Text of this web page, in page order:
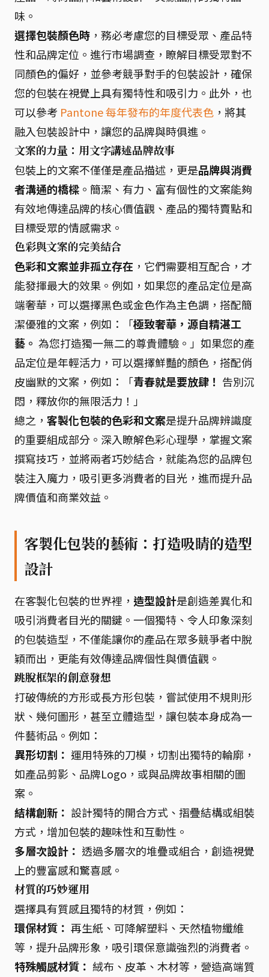
味。
選擇包裝顏色時 ，務必考慮您的目標受眾、產品特
性和品牌定位。進行市場調查，瞭解目標受眾對不
同顏色的偏好，並參考競爭對手的包裝設計，確保
您的包裝在視覺上具有獨特性和吸引力。此外，也
可以參考 Pantone 每年發布的年度代表色 ，將其
融入包裝設計中，讓您的品牌與時俱進。
文案的力量：用文字講述品牌故事
包裝上的文案不僅僅是產品描述，更是品牌與消費
者溝通的橋樑 。簡潔、有力、富有個性的文案能夠
有效地傳達品牌的核心價值觀、產品的獨特賣點和
目標受眾的情感需求。
色彩與文案的完美結合
色彩和文案並非孤立存在 ，它們需要相互配合，才
能發揮最大的效果。例如，如果您的產品定位是高
端奢華，可以選擇黑色或金色作為主色調，搭配簡
潔優雅的文案，例如：「極致奢華，源自精湛工
藝。 為您打造獨一無二的尊貴體驗。」如果您的產
品定位是年輕活力，可以選擇鮮豔的顏色，搭配俏
皮幽默的文案，例如：「青春就是要放肆！ 告別沉
悶，釋放你的無限活力！」
總之， 客製化包裝的色彩和文案是提升品牌辨識度
的重要組成部分。深入瞭解色彩心理學，掌握文案
撰寫技巧，並將兩者巧妙結合，就能為您的品牌包
裝注入魔力，吸引更多消費者的目光，進而提升品
牌價值和商業效益。
客製化包裝的藝術：打造吸睛的造型
設計
在客製化包裝的世界裡， 造型設計是創造差異化和
吸引消費者目光的關鍵。一個獨特、令人印象深刻
的包裝造型，不僅能讓你的產品在眾多競爭者中脫
穎而出，更能有效傳達品牌個性與價值觀。
跳脫框架的創意發想
打破傳統的方形或長方形包裝，嘗試使用不規則形
狀、幾何圖形，甚至立體造型，讓包裝本身成為一
件藝術品。例如：
異形切割： 運用特殊的刀模，切割出獨特的輪廓，
如產品剪影、品牌Logo，或與品牌故事相關的圖
案。
結構創新： 設計獨特的開合方式、摺疊結構或組裝
方式，增加包裝的趣味性和互動性。
多層次設計： 透過多層次的堆疊或組合，創造視覺
上的豐富感和驚喜感。
材質的巧妙運用
選擇具有質感且獨特的材質，例如：
環保材質： 再生紙、可降解塑料、天然植物纖維
等，提升品牌形象，吸引環保意識強烈的消費者。
特殊觸感材質： 絨布、皮革、木材等，營造高端質